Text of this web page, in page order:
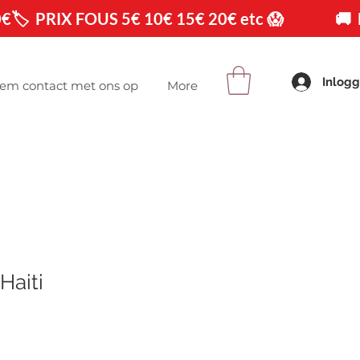
contact met ons op More